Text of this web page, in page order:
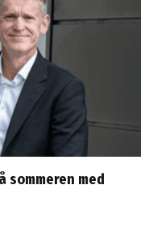
sommeren med